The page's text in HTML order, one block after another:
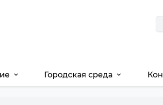
expand_more Городская среда expand_more